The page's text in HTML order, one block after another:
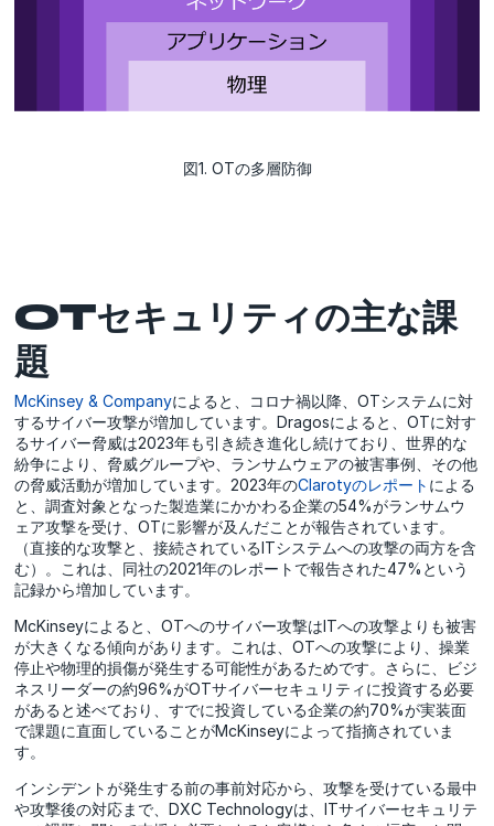
図1. OTの多層防御
OTセキュリティの主な課
題
McKinsey & Companyによると、コロナ禍以降、OTシステムに対
するサイバー攻撃が増加しています。Dragosによると、OTに対す
るサイバー脅威は2023年も引き続き進化し続けており、世界的な
紛争により、脅威グループや、ランサムウェアの被害事例、その他
の脅威活動が増加しています。2023年のClarotyのレポート による
と、調査対象となった製造業にかかわる企業の54%がランサムウ
ェア攻撃を受け、OTに影響が及んだことが報告されています。
（直接的な攻撃と、接続されているITシステムへの攻撃の両方を含
む）。これは、同社の2021年のレポートで報告された47%という
記録から増加しています。
McKinseyによると、OTへのサイバー攻撃はITへの攻撃よりも被害
が大きくなる傾向があります。これは、OTへの攻撃により、操業
停止や物理的損傷が発生する可能性があるためです。さらに、ビジ
ネスリーダーの約96%がOTサイバーセキュリティに投資する必要
があると述べており、すでに投資している企業の約70%が実装面
で課題に直面していることがMcKinseyによって指摘されていま
す。
インシデントが発生する前の事前対応から、攻撃を受けている最中
や攻撃後の対応まで、DXC Technologyは、ITサイバーセキュリテ